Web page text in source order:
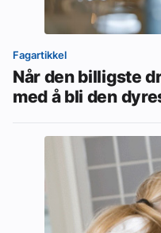
Fagartikkel
Når den billigste
med å bli den